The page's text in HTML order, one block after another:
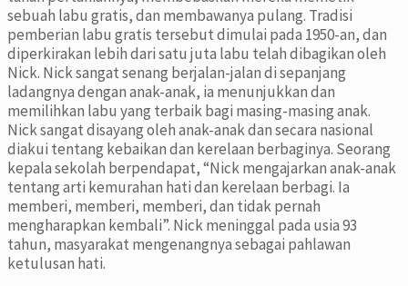
sebuah labu gratis, dan membawanya pulang. Tradisi
pemberian labu gratis tersebut dimulai pada 1950-an, dan
diperkirakan lebih dari satu juta labu telah dibagikan oleh
Nick. Nick sangat senang berjalan-jalan di sepanjang
ladangnya dengan anak-anak, ia menunjukkan dan
memilihkan labu yang terbaik bagi masing-masing anak.
Nick sangat disayang oleh anak-anak dan secara nasional
diakui tentang kebaikan dan kerelaan berbaginya. Seorang
kepala sekolah berpendapat, “Nick mengajarkan anak-anak
tentang arti kemurahan hati dan kerelaan berbagi. Ia
memberi, memberi, memberi, dan tidak pernah
mengharapkan kembali”. Nick meninggal pada usia 93
tahun, masyarakat mengenangnya sebagai pahlawan
ketulusan hati.